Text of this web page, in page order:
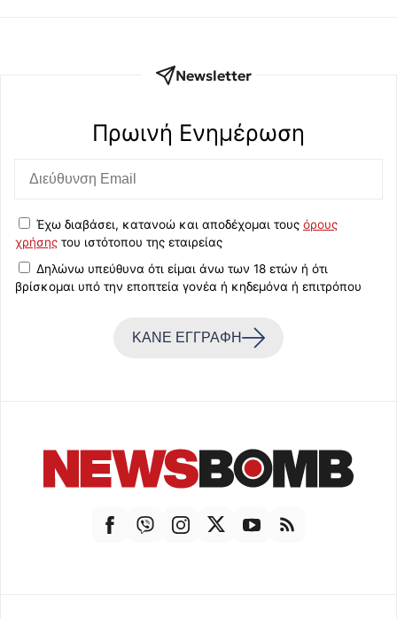
Newsletter
Πρωινή Eνημέρωση
Έχω διαβάσει, κατανοώ και αποδέχομαι τους όρους
χρήσης του ιστότοπου της εταιρείας
Δηλώνω υπεύθυνα ότι είμαι άνω των 18 ετών ή ότι
βρίσκομαι υπό την εποπτεία γονέα ή κηδεμόνα ή επιτρόπου
ΚΑΝΕ ΕΓΓΡΑΦΗ